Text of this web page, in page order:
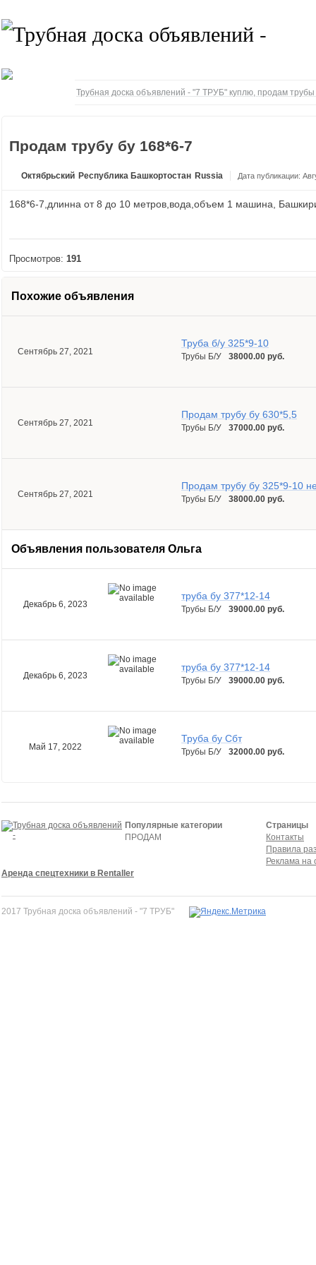
Трубная доска объявлений - "7 ТРУБ" куплю, продам
Продам трубу бу 168*6-7
Октябрьский Республика Башкортостан Russia Дата публикации:
168*6-7,длинна от 8 до 10 метров,вода,объем 1 машина,
Просмотров: 191
Похожие объявления
Сентябрь 27, 2021
Труба б/у 325*9-10
Трубы Б/У 38000.00 руб.
Сентябрь 27, 2021
Продам трубу бу 630*5,5
Трубы Б/У 37000.00 руб.
Сентябрь 27, 2021
Продам трубу бу 325*9-10
Трубы Б/У 38000.00 руб.
Объявления пользователя Ольга
Декабрь 6, 2023
труба бу 377*12-14
Трубы Б/У 39000.00 руб.
Декабрь 6, 2023
труба бу 377*12-14
Трубы Б/У 39000.00 руб.
Май 17, 2022
Труба бу Сбт
Трубы Б/У 32000.00 руб.
Популярные категории
ПРОДАМ
Страницы
Контакты
Правила
Реклама на
Аренда спецтехники в Rentaller
2017 Трубная доска объявлений - "7 ТРУБ"